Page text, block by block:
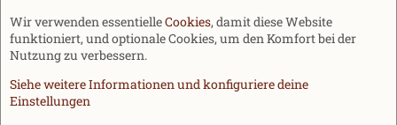
Wir verwenden essentielleCookies, damit diese Website
funktioniert, und optionale Cookies, um den Komfort bei der
Nutzung zu verbessern.
Siehe weitere Informationen und konfiguriere deine
Einstellungen